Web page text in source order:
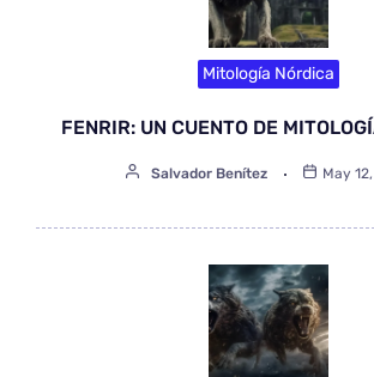
Mitología Nórdica
FENRIR: UN CUENTO DE
Salvador Benítez May